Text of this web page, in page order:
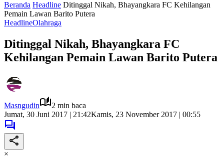
Beranda Headline Ditinggal Nikah, Bhayangkara FC Kehilangan
Pemain Lawan Barito Putera
HeadlineOlahraga
Ditinggal Nikah, Bhayangkara FC
Kehilangan Pemain Lawan Barito Putera
Masngudin
2 min baca
Jumat, 30 Juni 2017 | 21:42Kamis, 23 November 2017 | 00:55
×